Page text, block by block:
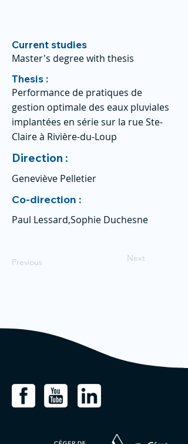
Current studies
Master's degree with thesis
Thesis :
Performance de pratiques de
gestion optimale des eaux pluviales
implantées en série sur la rue Ste-
Claire à Rivière-du-Loup
Direction :
Geneviève Pelletier
Co-direction :
Paul Lessard,Sophie Duchesne
Previous Next